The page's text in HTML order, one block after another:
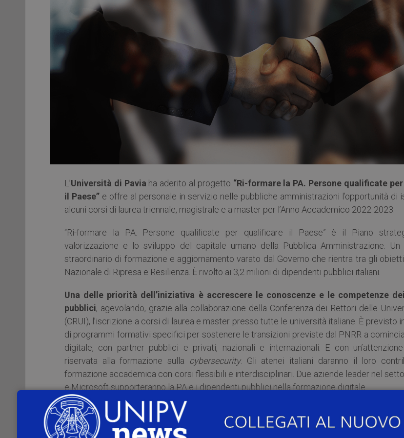
L’Università di Pavia ha aderito al progetto “Ri-formare la PA. Persone qualificate
il Paese” e offre al personale in servizio nelle pubbliche amministrazioni l’opportunità di
alcuni corsi di laurea triennale, magistrale e a master per l’Anno Accademico 2022-2023.
“Ri-formare la PA. Persone qualificate per qualificare il Paese” è il Piano
valorizzazione e lo sviluppo del capitale umano della Pubblica Amministrazione. Un
straordinario di formazione e aggiornamento varato dal Governo che rientra tra gli
Nazionale di Ripresa e Resilienza. È rivolto ai 3,2 milioni di dipendenti pubblici italiani.
Una delle priorità dell’iniziativa è accrescere le conoscenze e le competenze
pubblici, agevolando, grazie alla collaborazione della Conferenza dei Rettori delle
(CRUI), l’iscrizione a corsi di laurea e master presso tutte le università italiane. È previsto
di programmi formativi specifici per sostenere le transizioni previste dal PNRR a
digitale, con partner pubblici e privati, nazionali e internazionali. E con
riservata alla formazione sulla cybersecurity. Gli atenei italiani daranno il loro
formazione accademica con corsi flessibili e interdisciplinari. Due aziende leader nel
e Microsoft supporteranno la PA e i dipendenti pubblici nella formazione digitale.
Il Consiglio di Amministrazione dell’Università di Pavia ha autorizzato la firma del
di Intesa con il Dipartimento della Funzione Pubblica e ha individuato una